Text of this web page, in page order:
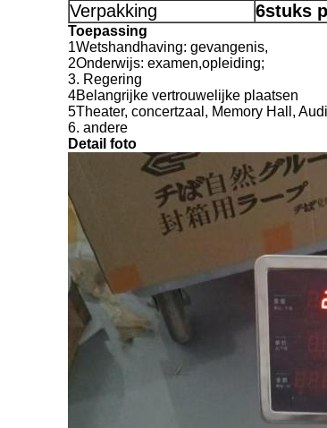
Verpakking
6stuks
Toepassing
1Wetshandhaving: gevangenis,
2Onderwijs: examen,opleiding;
3. Regering
4Belangrijke vertrouwelijke plaatsen
5Theater, concertzaal, Memory Hall,
6. andere
Detail foto